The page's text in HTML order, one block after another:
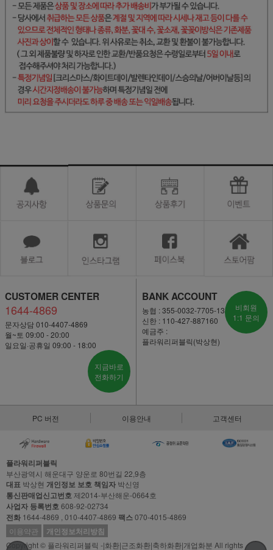
CUSTOMER CENTER
1644-4869
문자상담 010-4407-4869
월~토 09:00 - 20:00
일요일·공휴일 09:00 - 18:00
지금바로
전화하기
BANK ACCOUNT
농협 : 355-0032-7705-13
신한 : 110-427-887160
예금주 :
플라워리퍼블릭(박상현)
비회원
1:1 문의
PC 버전 이용안내 고객센터
플라워리퍼블릭
부산광역시 해운대구 양운로 80번길 22,9층
대표 박상현 개인정보 보호 책임자 박신영
통신판매업신고번호제2014-부산해운-0664호
사업자 등록번호608-92-02734
전화 1644-4869 , 010-4407-4869 팩스070-4015-4869
이용약관
개인정보처리방침
Copyright © 플라워리퍼블릭 -|화환|근조화환|축하화환|개업화분 All rights